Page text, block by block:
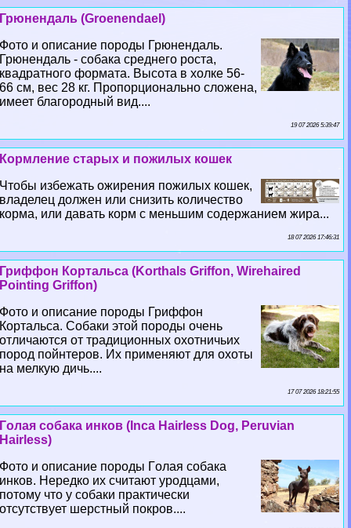
Грюнендаль (Groenendael)
Фото и описание породы Грюнендаль.
Грюнендаль - собака среднего роста,
квадратного формата. Высота в холке 56-
66 см, вес 28 кг. Пропорционально сложена,
имеет благородный вид....
19 07 2026 5:39:47
Кормление старых и пожилых кошек
Чтобы избежать ожирения пожилых кошек,
владелец должен или снизить количество
корма, или давать корм с меньшим содержанием жира...
18 07 2026 17:46:31
Гриффон Кортальса (Korthals Griffon, Wirehaired
Pointing Griffon)
Фото и описание породы Гриффон
Кортальса. Собаки этой породы очень
отличаются от традиционных охотничьих
пород пойнтеров. Их применяют для охоты
на мелкую дичь....
17 07 2026 18:21:55
Гoлая собака инков (Inca Hairless Dog, Peruvian
Hairless)
Фото и описание породы Гoлая собака
инков. Нередко их считают уpoдцами,
потому что у собаки пpaктически
отсутствует шерстный покров....